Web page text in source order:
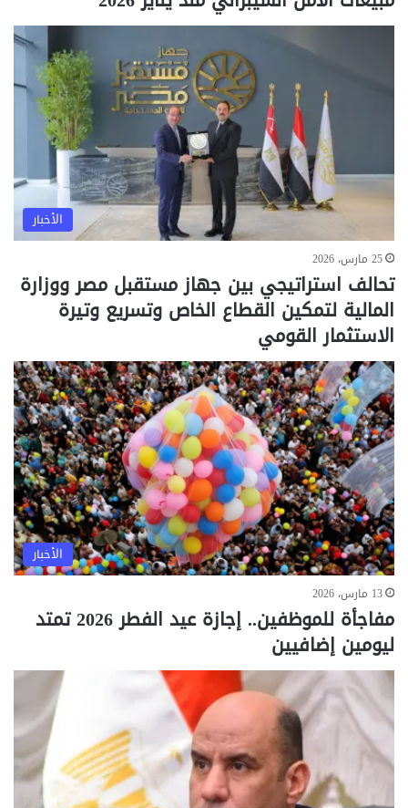
الأخبار
25 مارس، 2026
تحالف استراتيجي بين جهاز مستقبل مصر ووزارة
المالية لتمكين القطاع الخاص وتسريع وتيرة
الاستثمار القومي
الأخبار
13 مارس، 2026
مفاجأة للموظفين.. إجازة عيد الفطر 2026 تمتد
ليومين إضافيين